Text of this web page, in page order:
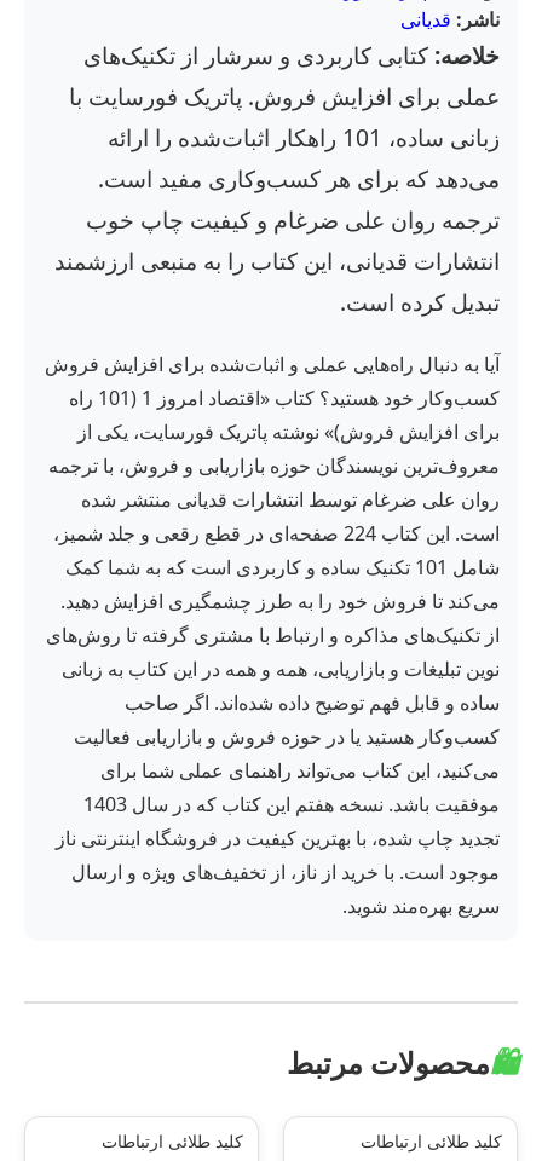
ناشر: قدیانی
خلاصه: کتابی کاربردی و سرشار از تکنیک‌های
عملی برای افزایش فروش. پاتریک فورسایت با
زبانی ساده، 101 راهکار اثبات‌شده را ارائه
می‌دهد که برای هر کسب‌وکاری مفید است.
ترجمه روان علی ضرغام و کیفیت چاپ خوب
انتشارات قدیانی، این کتاب را به منبعی ارزشمند
تبدیل کرده است.
آیا به دنبال راه‌هایی عملی و اثبات‌شده برای افزایش فروش
کسب‌وکار خود هستید؟ کتاب «اقتصاد امروز 1 (101 راه
برای افزایش فروش)» نوشته پاتریک فورسایت، یکی از
معروف‌ترین نویسندگان حوزه بازاریابی و فروش، با ترجمه
روان علی ضرغام توسط انتشارات قدیانی منتشر شده
است. این کتاب 224 صفحه‌ای در قطع رقعی و جلد شمیز،
شامل 101 تکنیک ساده و کاربردی است که به شما کمک
می‌کند تا فروش خود را به طرز چشمگیری افزایش دهید.
از تکنیک‌های مذاکره و ارتباط با مشتری گرفته تا روش‌های
نوین تبلیغات و بازاریابی، همه و همه در این کتاب به زبانی
ساده و قابل فهم توضیح داده شده‌اند. اگر صاحب
کسب‌وکار هستید یا در حوزه فروش و بازاریابی فعالیت
می‌کنید، این کتاب می‌تواند راهنمای عملی شما برای
موفقیت باشد. نسخه هفتم این کتاب که در سال 1403
تجدید چاپ شده، با بهترین کیفیت در فروشگاه اینترنتی ناز
موجود است. با خرید از ناز، از تخفیف‌های ویژه و ارسال
سریع بهره‌مند شوید.
🛍️محصولات مرتبط
کلید طلائی ارتباطات کلید طلائی ارتباطات